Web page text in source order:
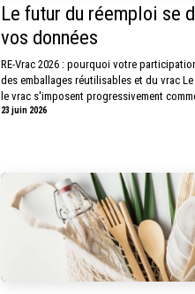
Le futur du réemploi se
vos données
RE-Vrac 2026 : pourquoi votre
des emballages réutilisables et du vrac
le vrac s'imposent progressivement
23 juin 2026